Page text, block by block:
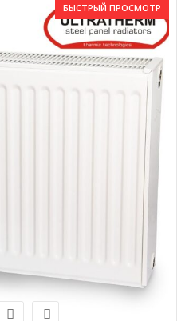
БЫСТРЫЙ ПРОСМОТР